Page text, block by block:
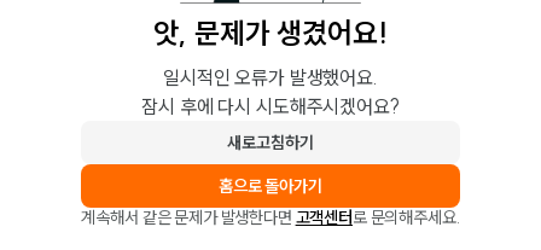
앗, 문제가 생겼어요!
일시적인 오류가 발생했어요.
잠시 후에 다시 시도해주시겠어요?
새로고침하기
홈으로 돌아가기
계속해서 같은 문제가 발생한다면 고객센터로 문의해주세요.